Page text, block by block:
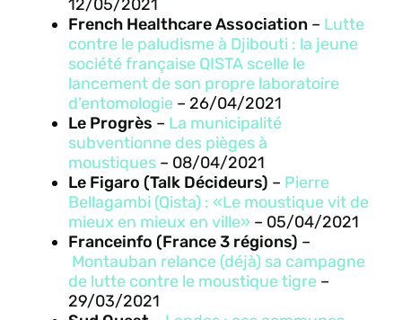
12/05/2021
French Healthcare Association– Lutte
contre le paludisme à Djibouti : la jeune
société française QISTA scelle le
lancement de son propre laboratoire
d’entomologie – 26/04/2021
Le Progrès – La municipalité
subventionne des pièges à
moustiques – 08/04/2021
Le Figaro (Talk Décideurs) – Pierre
Bellagambi (Qista) : «Le moustique vit de
mieux en mieux en ville» – 05/04/2021
Franceinfo (France 3 régions) –
Montauban relance (déjà) sa campagne
de lutte contre le moustique tigre –
29/03/2021